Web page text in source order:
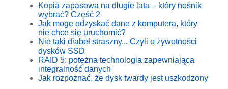
Kopia zapasowa na długie lata – który nośnik
wybrać? Część 2
Jak mogę odzyskać dane z komputera, który
nie chce się uruchomić?
Nie taki diabeł straszny... Czyli o żywotności
dysków SSD
RAID 5: potężna technologia zapewniająca
integralność danych
Jak rozpoznać, że dysk twardy jest uszkodzony